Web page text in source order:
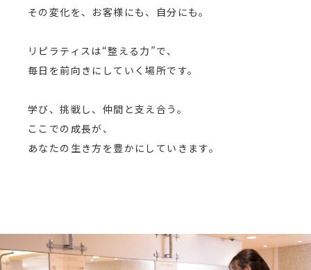
その変化を、お客様にも、自分にも。
リピラティスは“整える力”で、
毎日を前向きにしていく場所です。
学び、挑戦し、仲間と支え合う。
ここでの成長が、
あなたの生き方を豊かにしていきます。